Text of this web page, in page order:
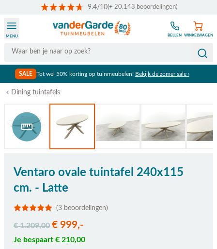
9.4/10(+ 20.143 beoordelingen)
Search
MENU BELLEN WINKELWAGEN
SALE Tot wel 50% korting op tuinmeubelen! Bekijk de zomer sale ›
Dining tuintafels
Ventaro ovale tuintafel 240x115
cm. - Latte
(3 beoordelingen)
€ 1.209,00 € 999,-
Je bespaart € 210,00